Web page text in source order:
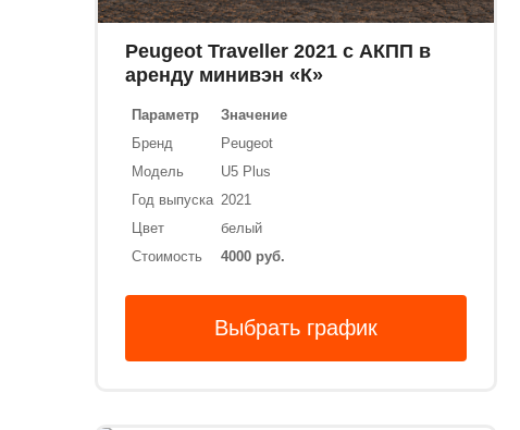
Peugeot Traveller 2021 с АКПП в
аренду минивэн «К»
Параметр
Значение
Бренд
Peugeot
Модель
U5 Plus
Год выпуска 2021
Цвет
белый
Стоимость
4000 руб.
Выбрать график